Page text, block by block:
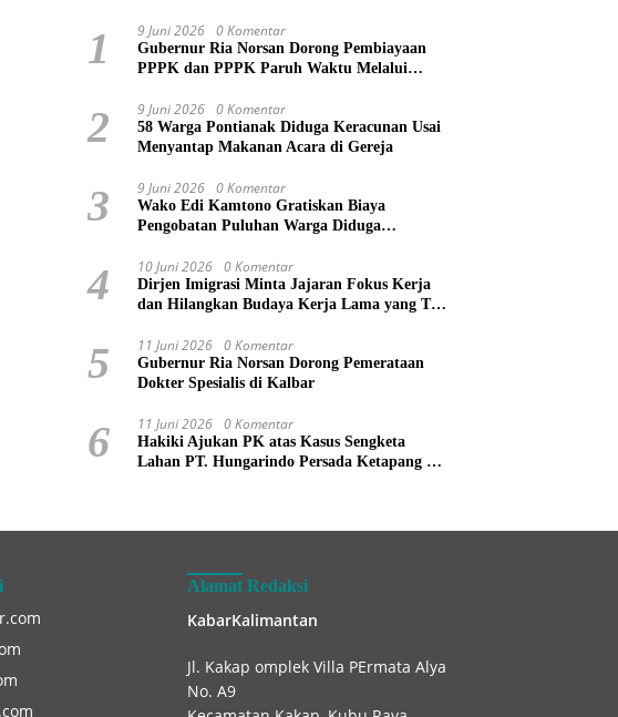
1 9 Juni 2026 0 Komentar
Gubernur Ria Norsan Dorong Pembiayaan
PPPK dan PPPK Paruh Waktu Melalui
2 9 Juni 2026 0 Komentar
58 Warga Pontianak Diduga Keracunan Usai
Menyantap Makanan Acara di Gereja
3 9 Juni 2026 0 Komentar
Wako Edi Kamtono Gratiskan Biaya
Pengobatan Puluhan Warga Diduga
4 10 Juni 2026 0 Komentar
Dirjen Imigrasi Minta Jajaran Fokus Kerja
dan Hilangkan Budaya Kerja Lama yang Tak
5 11 Juni 2026 0 Komentar
Gubernur Ria Norsan Dorong Pemerataan
Dokter Spesialis di Kalbar
6 11 Juni 2026 0 Komentar
Hakiki Ajukan PK atas Kasus Sengketa
Lahan PT. Hungarindo Persada Ketapang ke
Alamat Redaksi
KabarKalimantan
Jl. Kakap omplek Villa PErmata Alya
No. A9